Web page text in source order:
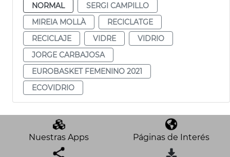
NORMAL
SERGI CAMPILLO
MIREIA MOLLÀ
RECICLATGE
RECICLAJE
VIDRE
VIDRIO
JORGE CARBAJOSA
EUROBASKET FEMENINO 2021
ECOVIDRIO
Nuestras Apps Páginas de Interés